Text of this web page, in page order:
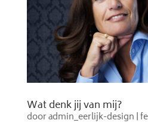
Wat denk jij van mij?
dooradmin_eerlijk-design |